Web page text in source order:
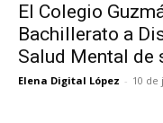
El Colegio
Bachillerato a
Salud Mental de
Elena Digital López - 10 de